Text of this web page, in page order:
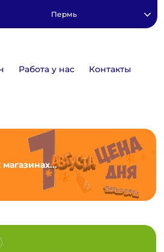
Пермь
Работа у нас Контакты